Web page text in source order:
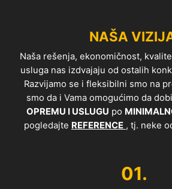
NAŠA
Naša rešenja, ekonomičnost,
usluga nas izdvajaju od ostalih
Razvijamo se i fleksibilni smo na
smo da i Vama omogućimo da
OPREMU I USLUGU po
pogledajte REFERENCE , tj. neke
01.